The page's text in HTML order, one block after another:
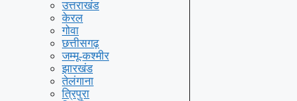
उत्तराखंड
केरल
गोवा
छत्तीसगढ़
जम्मू-कश्मीर
झारखंड
तेलंगाना
त्रिपुरा